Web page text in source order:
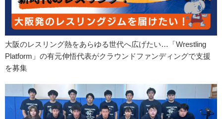
大阪のレスリング熱をあらゆる世代へ広げたい…「Wrestling
Platform」の有元伸悟代表がクラウンドファンディングで支援
を募集